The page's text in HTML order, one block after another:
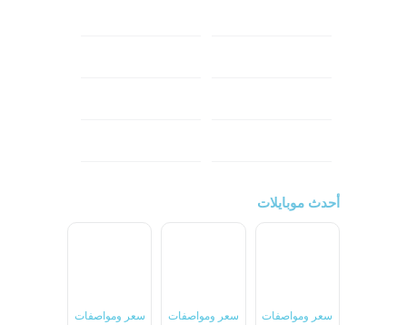
أحدث موبايلات
سعر ومواصفات
سعر ومواصفات
سعر ومواصفات